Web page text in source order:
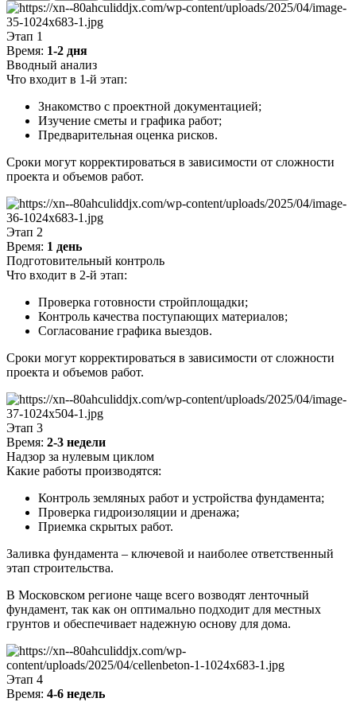
Этап 1
Время: 1-2 дня
Вводный анализ
Что входит в 1-й этап:
Знакомство с проектной документацией;
Изучение сметы и графика работ;
Предварительная оценка рисков.
Сроки могут корректироваться в зависимости от сложности
проекта и объемов работ.
Этап 2
Время: 1 день
Подготовительный контроль
Что входит в 2-й этап:
Проверка готовности стройплощадки;
Контроль качества поступающих материалов;
Согласование графика выездов.
Сроки могут корректироваться в зависимости от сложности
проекта и объемов работ.
Этап 3
Время: 2-3 недели
Надзор за нулевым циклом
Какие работы производятся:
Контроль земляных работ и устройства фундамента;
Проверка гидроизоляции и дренажа;
Приемка скрытых работ.
Заливка фундамента – ключевой и наиболее ответственный
этап строительства.
В Московском регионе чаще всего возводят ленточный
фундамент, так как он оптимально подходит для местных
грунтов и обеспечивает надежную основу для дома.
Этап 4
Время: 4-6 недель